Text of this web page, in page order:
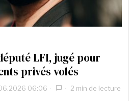
LFI, jugé pour
privés volés
06:06 2 min de lecture